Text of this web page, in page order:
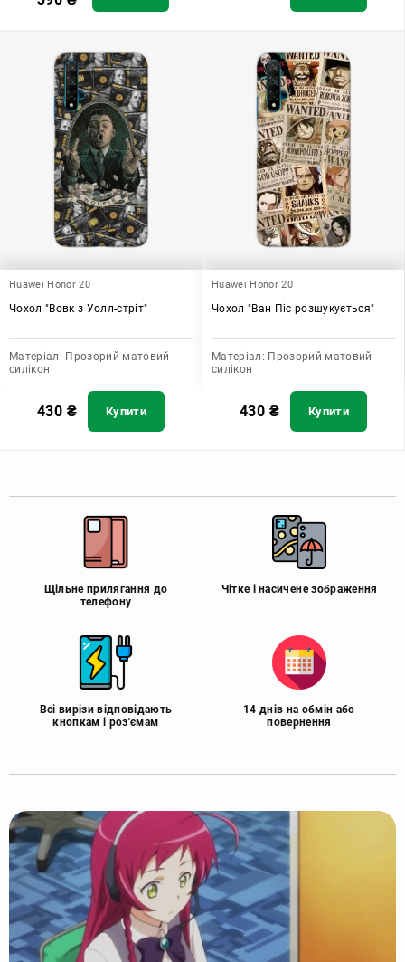
Huawei Honor 20
Чохол "Вовк з Уолл-стріт"
Матеріал: Прозорий матовий
силікон
430 ₴ Купити
Huawei Honor 20
Чохол "Ван Піс розшукується"
Матеріал: Прозорий матовий
силікон
430 ₴ Купити
Щільне прилягання до
телефону
Чітке і насичене зображення
Всі вирізи відповідають
кнопкам і роз'ємам
14 днів на обмін або
повернення